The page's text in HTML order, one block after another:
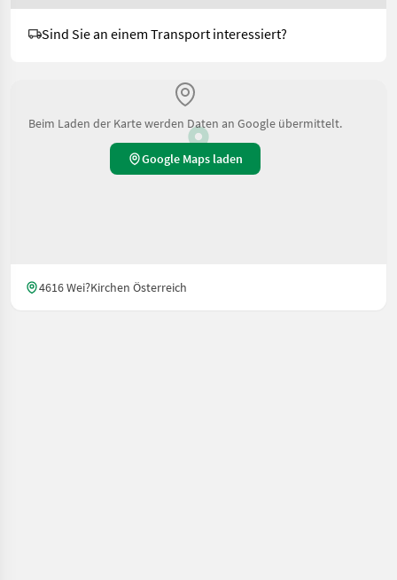
Sind Sie an einem Transport interessiert?
Beim Laden der Karte werden Daten an Google übermittelt.
Google Maps laden
4616 Wei?Kirchen Österreich